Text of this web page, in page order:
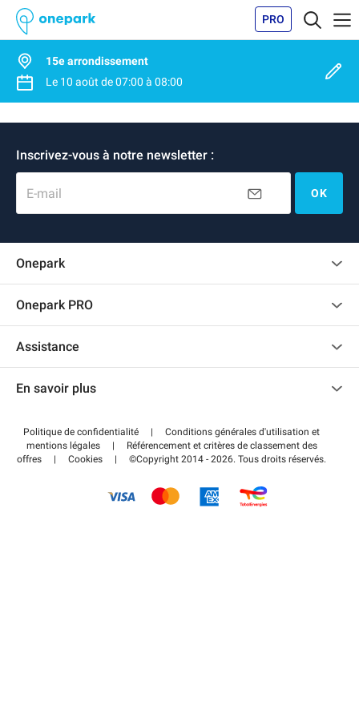
PRO
15e arrondissement
Le 10 août de07:00 à 08:00
Inscrivez-vous à notre newsletter :
E-mail OK
Onepark
Recrutement
Onepark PRO
Accéder à mon espace partenaire
Assistance
Centre d'aide
Régler votre stationnement FLOW
En savoir plus
Wiki
Guide du stationnement
Politique de confidentialité |
Conditions générales d'utilisation et
mentions légales
|
Référencement et critères de classement des
offres
| Cookies | ©Copyright 2014 - 2026. Tous droits réservés.